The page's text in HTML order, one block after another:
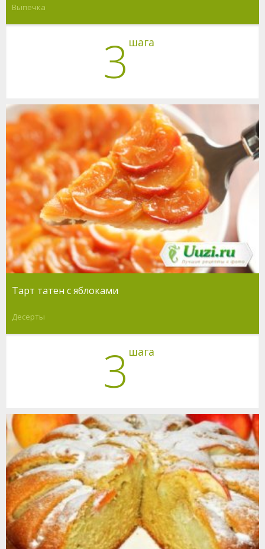
Выпечка
3 шага
Тарт татен с яблоками
Десерты
3 шага